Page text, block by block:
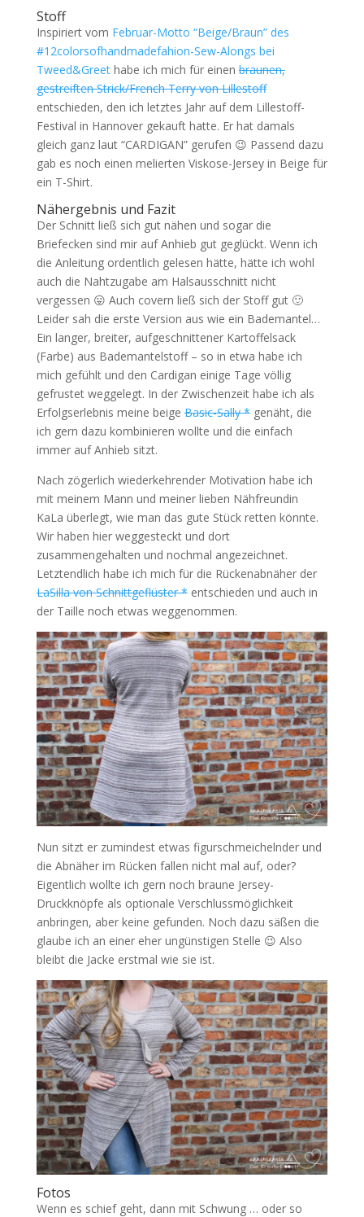
Stoff
Inspiriert vom Februar-Motto “Beige/Braun” des
#12colorsofhandmadefahion-Sew-Alongs bei
Tweed&Greethabe ich mich für einenbraunen,
gestreiften Strick/French Terry von Lillestoff
entschieden, den ich letztes Jahr auf dem Lillestoff-
Festival in Hannover gekauft hatte. Er hat damals
gleich ganz laut “CARDIGAN” gerufen 😉 Passend dazu
gab es noch einen melierten Viskose-Jersey in Beige für
ein T-Shirt.
Nähergebnis und Fazit
Der Schnitt ließ sich gut nähen und sogar die
Briefecken sind mir auf Anhieb gut geglückt. Wenn ich
die Anleitung ordentlich gelesen hätte, hätte ich wohl
auch die Nahtzugabe am Halsausschnitt nicht
vergessen 😛 Auch covern ließ sich der Stoff gut 🙂
Leider sah die erste Version aus wie ein Bademantel…
Ein langer, breiter, aufgeschnittener Kartoffelsack
(Farbe) aus Bademantelstoff – so in etwa habe ich
mich gefühlt und den Cardigan einige Tage völlig
gefrustet weggelegt. In der Zwischenzeit habe ich als
Erfolgserlebnis meine beigeBasic-Sally *genäht, die
ich gern dazu kombinieren wollte und die einfach
immer auf Anhieb sitzt.
Nach zögerlich wiederkehrender Motivation habe ich
mit meinem Mann und meiner lieben Nähfreundin
KaLa überlegt, wie man das gute Stück retten könnte.
Wir haben hier weggesteckt und dort
zusammengehalten und nochmal angezeichnet.
Letztendlich habe ich mich für die Rückenabnäher der
LaSilla von Schnittgeflüster *entschieden und auch in
der Taille noch etwas weggenommen.
Nun sitzt er zumindest etwas figurschmeichelnder und
die Abnäher im Rücken fallen nicht mal auf, oder?
Eigentlich wollte ich gern noch braune Jersey-
Druckknöpfe als optionale Verschlussmöglichkeit
anbringen, aber keine gefunden. Noch dazu säßen die
glaube ich an einer eher ungünstigen Stelle 😉 Also
bleibt die Jacke erstmal wie sie ist.
Fotos
Wenn es schief geht, dann mit Schwung … oder so